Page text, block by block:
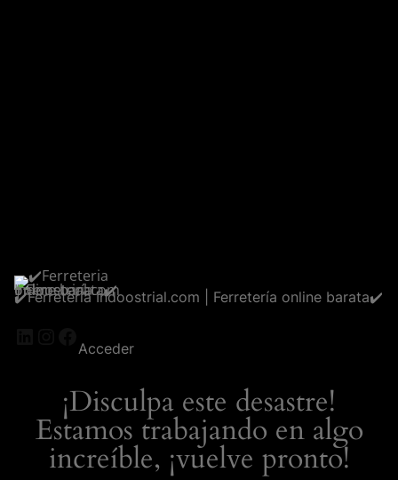
✔️Ferreteria Indoostrial.com | Ferretería online barata✔️
LinkedIn
Instagram
Facebook
Acceder
¡Disculpa este desastre!
Estamos trabajando en algo
increíble, ¡vuelve pronto!